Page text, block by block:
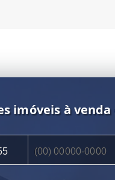
imóveis à venda